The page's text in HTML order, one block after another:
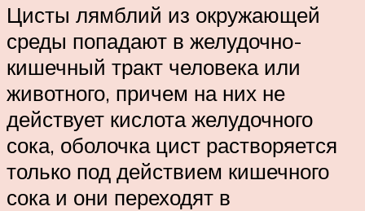
Цисты лямблий из окружающей
среды попадают в желудочно-
кишечный тракт человека или
животного, причем на них не
действует кислота желудочного
сока, оболочка цист растворяется
только под действием кишечного
сока и они переходят в